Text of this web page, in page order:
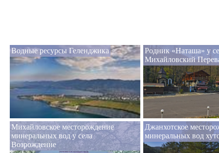
Водные ресурсы Геленджика
Родник «Наташа» у
Михайловский
Михайловское месторождение
минеральных вод у села
Возрождение
Джанхотское
минеральных вод